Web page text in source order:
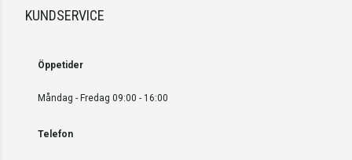
KUNDSERVICE
Öppetider
Måndag - Fredag 09:00 - 16:00
Telefon